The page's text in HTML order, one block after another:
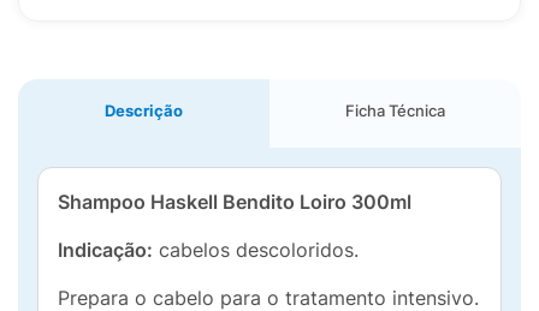
Descrição Ficha Técnica
Shampoo Haskell Bendito Loiro 300ml
Indicação: cabelos descoloridos.
Prepara o cabelo para o tratamento intensivo.